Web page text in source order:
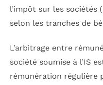
l’impôt sur les sociétés
selon les tranches de
L’arbitrage entre
société soumise à l’IS
rémunération régulière